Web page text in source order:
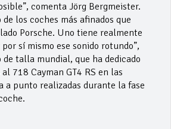
comenta Jörg Bergmeister.
de los coches más afinados que
Porsche. Uno tiene realmente
sí mismo ese sonido rotundo”,
talla mundial, que ha dedicado
718 Cayman GT4 RS en las
a punto realizadas durante la fase